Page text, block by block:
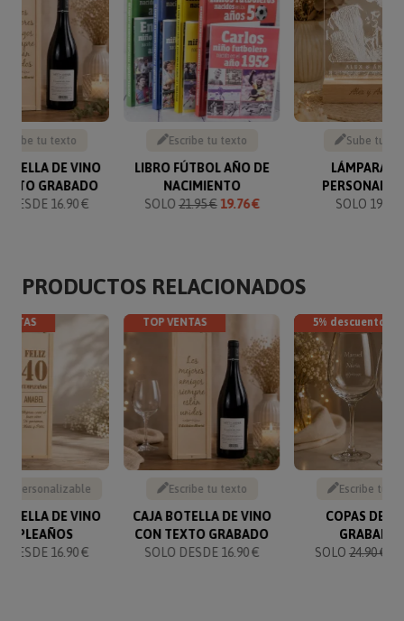
tu texto
DE VINO
GRABADO
DESDE 16.90 €
Escribe tu texto
LIBRO FÚTBOL AÑO DE
NACIMIENTO
SOLO 21.95 €19.76 €
Sube tu
LÁMPARA
SOLO 19.95
PRODUCTOS RELACIONADOS
personalizable
DE VINO
DESDE 16.90 €
TOP VENTAS
Escribe tu texto
CAJA BOTELLA DE VINO
CON TEXTO GRABADO
SOLO DESDE 16.90 €
5% descuento
Escribe tu
COPAS DE
SOLO24.90 €